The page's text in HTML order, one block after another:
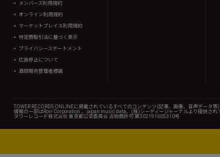
メンバーズ利用規約
オンライン利用規約
マーケットプレイス利用規約
特定商取引法に基づく表示
プライバシーステートメント
広告停止について
酒類販売管理者標識
TOWER RECORDS ONLINEに掲載されているすべてのコンテンツ(記事、画像、音声デー
情報の一部はRovi Corporation.、japan music data、(株)シーディージャーナルより提供され
タワーレコード株式会社 東京都公安委員会 古物商許可 第302191605310号